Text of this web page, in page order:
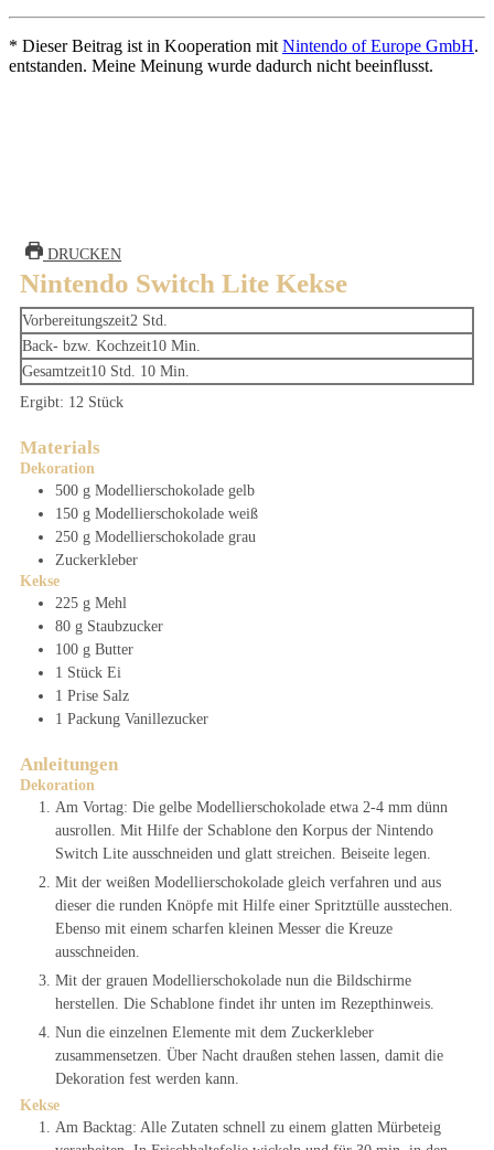
* Dieser Beitrag ist in Kooperation mit Nintendo of Europe GmbH.
entstanden. Meine Meinung wurde dadurch nicht beeinflusst.
DRUCKEN
Nintendo Switch Lite Kekse
Vorbereitungszeit2 Stunden
Std.
Back- bzw. Kochzeit10Minuten
Min.
Gesamtzeit10Stunden
Std. 10Minuten
Min.
Ergibt: 12 Stück
Materials
Dekoration
500 g Modellierschokolade gelb
150 g Modellierschokolade weiß
250 g Modellierschokolade grau
Zuckerkleber
Kekse
225 g Mehl
80 g Staubzucker
100 g Butter
1 Stück Ei
1 Prise Salz
1 Packung Vanillezucker
Anleitungen
Dekoration
Am Vortag: Die gelbe Modellierschokolade etwa 2-4 mm dünn
ausrollen. Mit Hilfe der Schablone den Korpus der Nintendo
Switch Lite ausschneiden und glatt streichen. Beiseite legen.
Mit der weißen Modellierschokolade gleich verfahren und aus
dieser die runden Knöpfe mit Hilfe einer Spritztülle ausstechen.
Ebenso mit einem scharfen kleinen Messer die Kreuze
ausschneiden.
Mit der grauen Modellierschokolade nun die Bildschirme
herstellen. Die Schablone findet ihr unten im Rezepthinweis.
Nun die einzelnen Elemente mit dem Zuckerkleber
zusammensetzen. Über Nacht draußen stehen lassen, damit die
Dekoration fest werden kann.
Kekse
Am Backtag: Alle Zutaten schnell zu einem glatten Mürbeteig